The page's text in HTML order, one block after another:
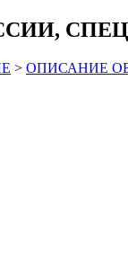
> ОПИСАНИЕ